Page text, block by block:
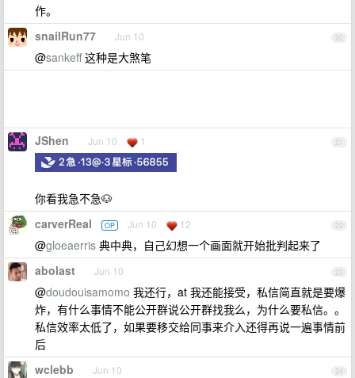
作。
20
snailRun77 Jun 10
@sankeff这种是大煞笔
21
JShen Jun 10 1
你看我急不急🐶
22
carverReal OP Jun 10 12
@gloeaerris 典中典，自己幻想一个画面就开始批判起来了
23
abolast Jun 10
@doudouisamomo 我还行，at 我还能接受，私信简直就是要爆
炸，有什么事情不能公开群说公开群找我么，为什么要私信。。
私信效率太低了，如果要移交给同事来介入还得再说一遍事情前
后
24
wclebb Jun 10